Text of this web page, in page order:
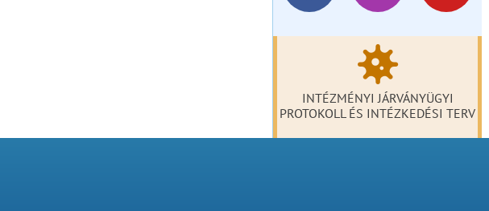
INTÉZMÉNYI JÁRVÁNYÜGYI
PROTOKOLL ÉS INTÉZKEDÉSI TERV